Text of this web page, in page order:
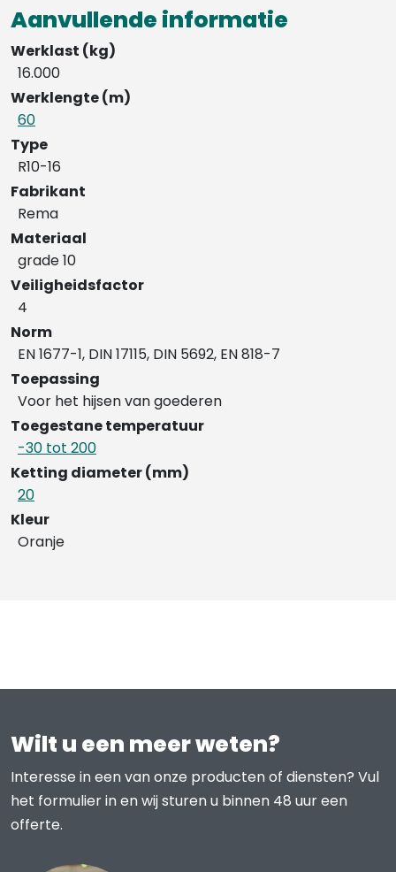
Aanvullende informatie
Werklast (kg)
16.000
Werklengte (m)
60
Type
R10-16
Fabrikant
Rema
Materiaal
grade 10
Veiligheidsfactor
4
Norm
EN 1677-1, DIN 17115, DIN 5692, EN 818-7
Toepassing
Voor het hijsen van goederen
Toegestane temperatuur
-30 tot 200
Ketting diameter (mm)
20
Kleur
Oranje
Wilt u een meer weten?
Interesse in een van onze producten of diensten? Vul
het formulier in en wij sturen u binnen 48 uur een
offerte.